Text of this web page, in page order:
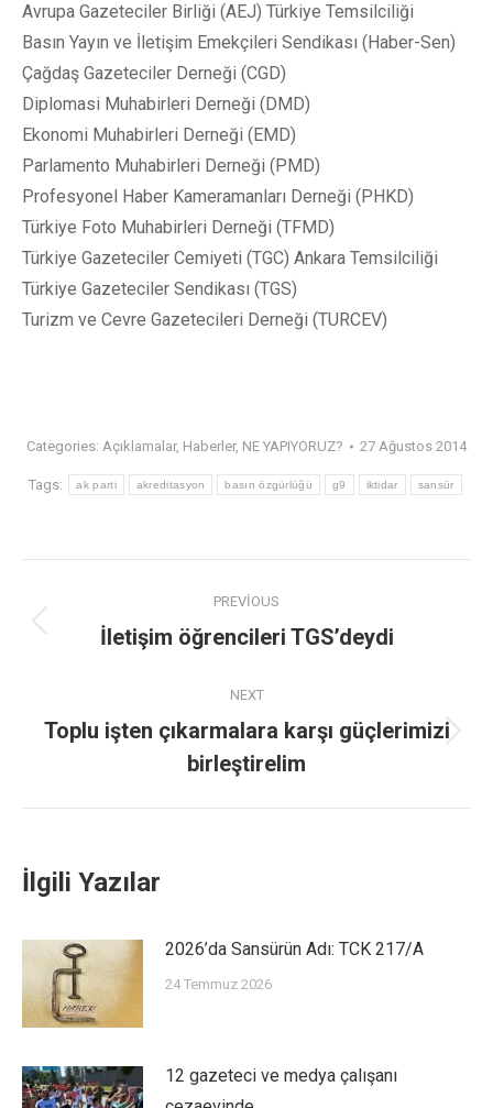
Avrupa Gazeteciler Birliği (AEJ) Türkiye Temsilciliği
Basın Yayın ve İletişim Emekçileri Sendikası (Haber-Sen)
Çağdaş Gazeteciler Derneği (CGD)
Diplomasi Muhabirleri Derneği (DMD)
Ekonomi Muhabirleri Derneği (EMD)
Parlamento Muhabirleri Derneği (PMD)
Profesyonel Haber Kameramanları Derneği (PHKD)
Türkiye Foto Muhabirleri Derneği (TFMD)
Türkiye Gazeteciler Cemiyeti (TGC) Ankara Temsilciliği
Türkiye Gazeteciler Sendikası (TGS)
Turizm ve Cevre Gazetecileri Derneği (TURCEV)
Categories: Açıklamalar, Haberler, NE YAPIYORUZ? 27 Ağustos 2014
Tags: ak parti akreditasyon basın özgürlüğü g9 iktidar sansür
PREVIOUS
İletişim öğrencileri TGS’deydi
NEXT
Toplu işten çıkarmalara karşı güçlerimizi
birleştirelim
İlgili Yazılar
2026’da Sansürün Adı: TCK 217/A
24 Temmuz 2026
12 gazeteci ve medya çalışanı